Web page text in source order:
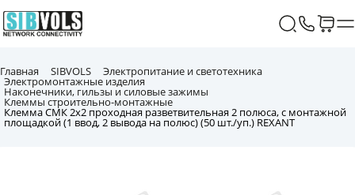
Главная SIBVOLS Электропитание и светотехника
Электромонтажные изделия
Наконечники, гильзы и силовые зажимы
Клеммы строительно-монтажные
Клемма СМК 2х2 проходная разветвительная 2 полюса, с монтажной
площадкой (1 ввод, 2 вывода на полюс) (50 шт./уп.) REXANT